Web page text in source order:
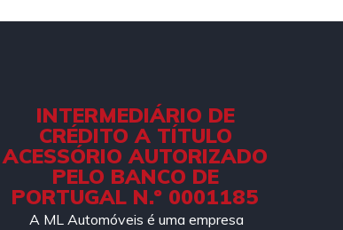
INTERMEDIÁRIO DE
CRÉDITO A TÍTULO
ACESSÓRIO AUTORIZADO
PELO BANCO DE
PORTUGAL N.º 0001185
A ML Automóveis é uma empresa